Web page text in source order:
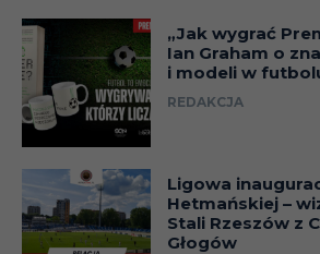
„Jak wygrać
Ian Graham o
i modeli w
REDAKCJA
Ligowa
Hetmańskiej –
Stali Rzeszów z
Głogów